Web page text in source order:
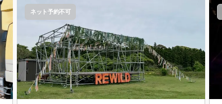
ネット予約不可